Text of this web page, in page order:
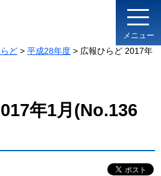
メニュー
ど > 平成28年度 > 広報ひらど 2017年
年1月(No.136